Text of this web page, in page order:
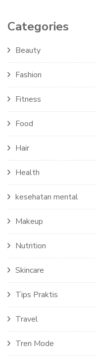
Categories
Beauty
Fashion
Fitness
Food
Hair
Health
kesehatan mental
Makeup
Nutrition
Skincare
Tips Praktis
Travel
Tren Mode